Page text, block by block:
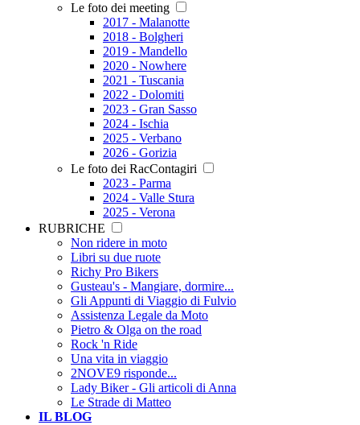
Le foto dei meeting
2017 - Malanotte
2018 - Bolgheri
2019 - Mandello
2020 - Nowhere
2021 - Tuscania
2022 - Dolomiti
2023 - Gran Sasso
2024 - Ischia
2025 - Verbano
2026 - Gorizia
Le foto dei RacContagiri
2023 - Parma
2024 - Valle Stura
2025 - Verona
RUBRICHE
Non ridere in moto
Libri su due ruote
Richy Pro Bikers
Gusteau's - Mangiare, dormire...
Gli Appunti di Viaggio di Fulvio
Assistenza Legale da Moto
Pietro & Olga on the road
Rock 'n Ride
Una vita in viaggio
2NOVE9 risponde...
Lady Biker - Gli articoli di Anna
Le Strade di Matteo
IL BLOG